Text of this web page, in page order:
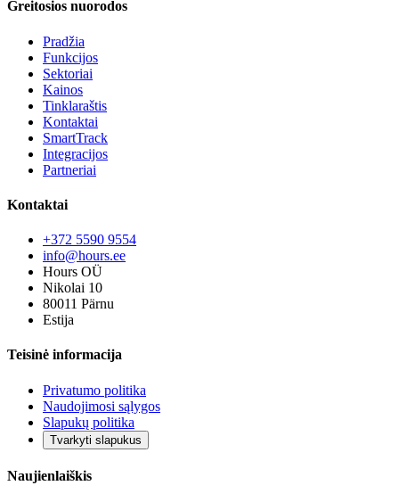
Greitosios nuorodos
Pradžia
Funkcijos
Sektoriai
Kainos
Tinklaraštis
Kontaktai
SmartTrack
Integracijos
Partneriai
Kontaktai
+372 5590 9554
info@hours.ee
Hours OÜ
Nikolai 10
80011 Pärnu
Estija
Teisinė informacija
Privatumo politika
Naudojimosi sąlygos
Slapukų politika
Tvarkyti slapukus
Naujienlaiškis